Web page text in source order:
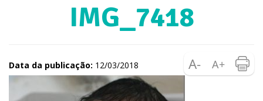
IMG_7418
Data da publicação: 12/03/2018